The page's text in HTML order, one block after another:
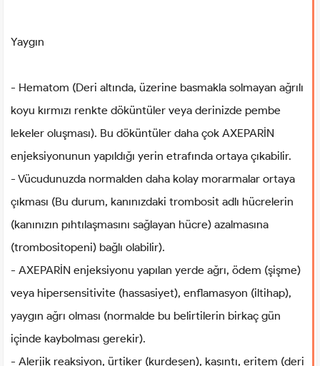
Yaygın
- Hematom (Deri altında, üzerine basmakla solmayan ağrılı
koyu kırmızı renkte döküntüler veya derinizde pembe
lekeler oluşması). Bu döküntüler daha çok AXEPARİN
enjeksiyonunun yapıldığı yerin etrafında ortaya çıkabilir.
- Vücudunuzda normalden daha kolay morarmalar ortaya
çıkması (Bu durum, kanınızdaki trombosit adlı hücrelerin
(kanınızın pıhtılaşmasını sağlayan hücre) azalmasına
(trombositopeni) bağlı olabilir).
- AXEPARİN enjeksiyonu yapılan yerde ağrı, ödem (şişme)
veya hipersensitivite (hassasiyet), enflamasyon (iltihap),
yaygın ağrı olması (normalde bu belirtilerin birkaç gün
içinde kaybolması gerekir).
- Alerjik reaksiyon, ürtiker (kurdeşen), kaşıntı, eritem (deri